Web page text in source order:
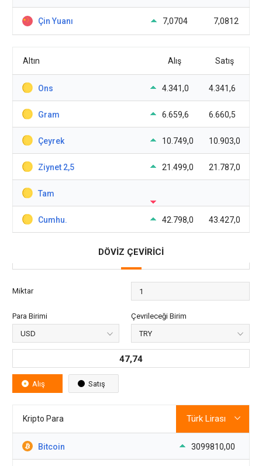
Çin Yuanı 7,0704 7,0812
Altın Alış Satış
Ons 4.341,0 4.341,6
Gram 6.659,6 6.660,5
Çeyrek 10.749,0 10.903,0
Ziynet 2,5 21.499,0 21.787,0
Tam
Cumhu. 42.798,0 43.427,0
DÖVİZ ÇEVİRİCİ
Miktar
Para Birimi Çevrileceği Birim
47,74
Alış Satış
Kripto Para
Bitcoin 3099810,00